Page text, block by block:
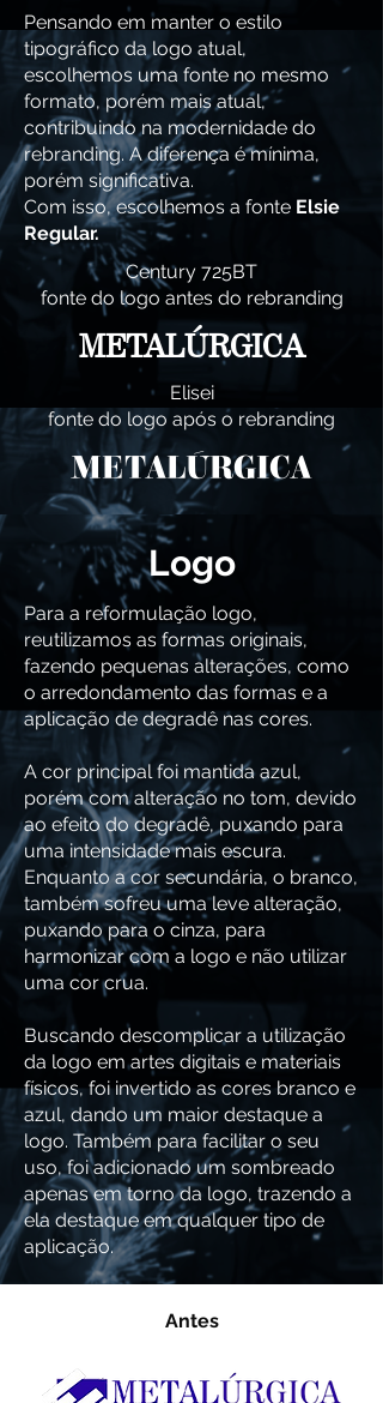
Pensando em manter o estilo
tipográfico da logo atual,
escolhemos uma fonte no mesmo
formato, porém mais atual,
contribuindo na modernidade do
rebranding. A diferença é mínima,
porém significativa.
Com isso, escolhemos a fonte Elsie
Regular.
Century 725BT
fonte do logo antes do rebranding
METALÚRGICA
Elisei
fonte do logo após o rebranding
METALÚRGICA
Logo
Para a reformulação logo,
reutilizamos as formas originais,
fazendo pequenas alterações, como
o arredondamento das formas e a
aplicação de degradê nas cores.
A cor principal foi mantida azul,
porém com alteração no tom, devido
ao efeito do degradê, puxando para
uma intensidade mais escura.
Enquanto a cor secundária, o branco,
também sofreu uma leve alteração,
puxando para o cinza, para
harmonizar com a logo e não utilizar
uma cor crua.
Buscando descomplicar a utilização
da logo em artes digitais e materiais
físicos, foi invertido as cores branco e
azul, dando um maior destaque a
logo. Também para facilitar o seu
uso, foi adicionado um sombreado
apenas em torno da logo, trazendo a
ela destaque em qualquer tipo de
aplicação.
Antes